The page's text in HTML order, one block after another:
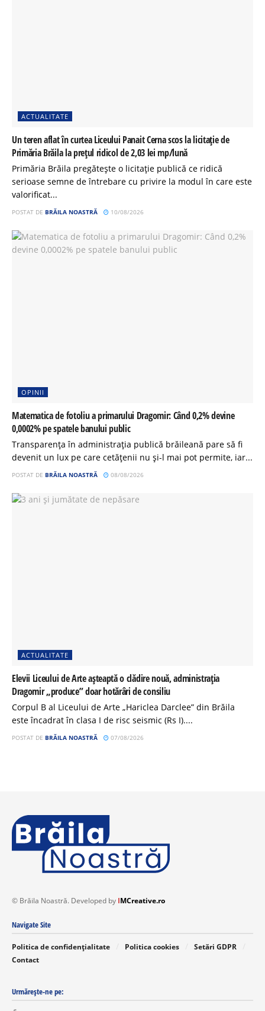
ACTUALITATE
Un teren aflat în curtea Liceului Panait Cerna scos la licitație de
Primăria Brăila la prețul ridicol de 2,03 lei mp/lună
Primăria Brăila pregătește o licitație publică ce ridică
serioase semne de întrebare cu privire la modul în care este
valorificat...
POSTAT DE BRĂILA NOASTRĂ 10/08/2026
OPINII
Matematica de fotoliu a primarului Dragomir: Când 0,2% devine
0,0002% pe spatele banului public
Transparența în administrația publică brăileană pare să fi
devenit un lux pe care cetățenii nu și-l mai pot permite, iar...
POSTAT DE BRĂILA NOASTRĂ 08/08/2026
ACTUALITATE
Elevii Liceului de Arte așteaptă o clădire nouă, administrația
Dragomir „produce” doar hotărâri de consiliu
Corpul B al Liceului de Arte „Hariclea Darclee” din Brăila
este încadrat în clasa I de risc seismic (Rs I)....
POSTAT DE BRĂILA NOASTRĂ 07/08/2026
© Brăila Noastră. Developed by IMCreative.ro
Navigate Site
Politica de confidențialitate Politica cookies
Setări GDPR
Contact
Urmărește-ne pe: